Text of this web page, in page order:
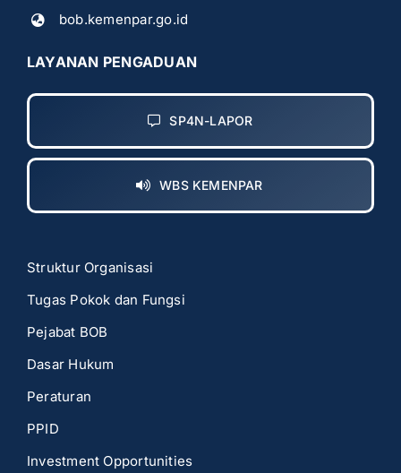
bob.kemenpar.go.id
LAYANAN PENGADUAN
SP4N-LAPOR
WBS KEMENPAR
Struktur Organisasi
Tugas Pokok dan Fungsi
Pejabat BOB
Dasar Hukum
Peraturan
PPID
Investment Opportunities